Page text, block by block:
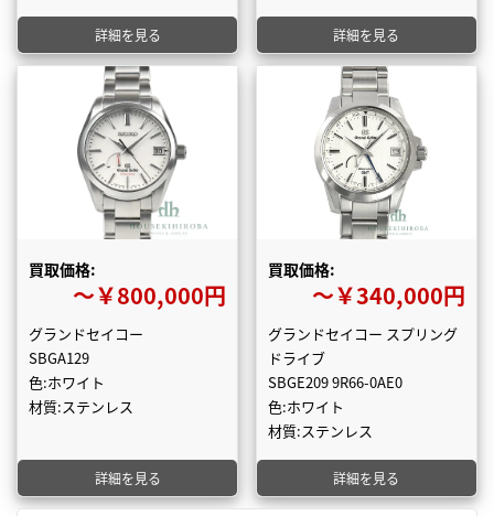
詳細を見る 詳細を見る
買取価格:
〜￥800,000円
グランドセイコー
SBGA129
色:ホワイト
材質:ステンレス
詳細を見る
買取価格:
〜￥340,000円
グランドセイコー スプリング
ドライブ
SBGE209 9R66-0AE0
色:ホワイト
材質:ステンレス
詳細を見る